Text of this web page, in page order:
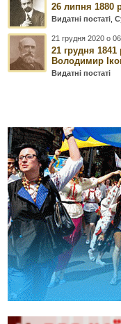
26 липня 1880
Видатні постаті ,
21 грудня 2020 о
21 грудня
Володимир
Видатні постаті